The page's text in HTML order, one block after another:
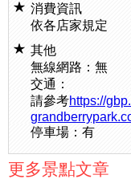
消費資訊
依各店家規定
其他
無線網路：無
交通：
請參考https://
停車場：有
更多景點文章